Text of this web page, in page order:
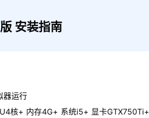
安装指南
器运行
核+ 内存4G+ 系统i5+ 显卡GTX750Ti+